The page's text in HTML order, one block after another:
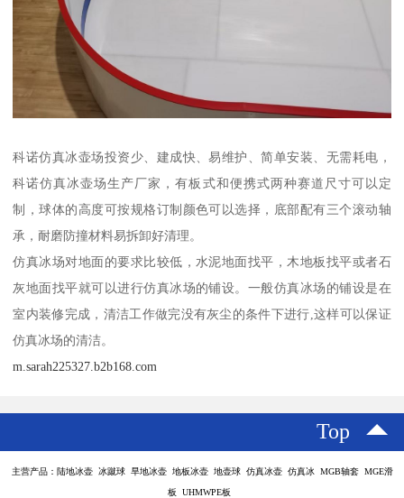
科诺仿真冰壶场投资少、建成快、易维护、简单安装、无需耗电，
科诺仿真冰壶场生产厂家，有板式和便携式两种赛道尺寸可以定
制，球体的高度可按规格订制颜色可以选择，底部配有三个滚动轴
承，耐磨防撞材料易拆卸好清理。
仿真冰场对地面的要求比较低，水泥地面找平，木地板找平或者石
灰地面找平就可以进行仿真冰场的铺设。一般仿真冰场的铺设是在
室内装修完成，清洁工作做完没有灰尘的条件下进行,这样可以保证
仿真冰场的清洁。
m.sarah225327.b2b168.com
Top
主营产品：陆地冰壶 冰蹴球 旱地冰壶 地板冰壶 地壶球 仿真冰壶 仿真冰 MGB轴套 MGE滑
板 UHMWPE板